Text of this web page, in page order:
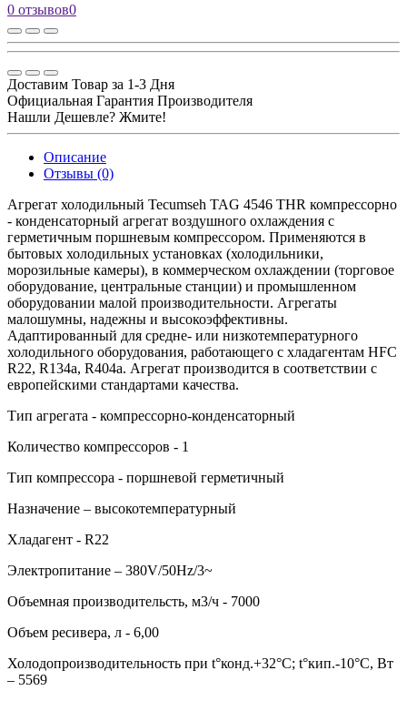
0 отзывов0
Доставим Товар за 1-3 Дня
Официальная Гарантия Производителя
Нашли Дешевле? Жмите!
Описание
Отзывы (0)
Агрегат холодильный Tecumseh TAG 4546 THR компрессорно
- конденсаторный агрегат воздушного охлаждения с
герметичным поршневым компрессором. Применяются в
бытовых холодильных установках (холодильники,
морозильные камеры), в коммерческом охлаждении (торговое
оборудование, центральные станции) и промышленном
оборудовании малой производительности. Агрегаты
малошумны, надежны и высокоэффективны.
Адаптированный для средне- или низкотемпературного
холодильного оборудования, работающего с хладагентам HFC
R22, R134a, R404a. Агрегат производится в соответствии с
европейскими стандартами качества.
Тип агрегата - компрессорно-конденсаторный
Количество компрессоров - 1
Тип компрессора - поршневой герметичный
Назначение – высокотемпературный
Хладагент - R22
Электропитание – 380V/50Hz/3~
Объемная производительсть, м3/ч - 7000
Объем ресивера, л - 6,00
Холодопроизводительность при t°конд.+32°С; t°кип.-10°С, Вт
– 5569